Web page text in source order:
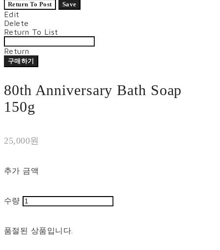
Return To Post Save
Edit
Delete
Return To List
Return
구매하기
80th Anniversary Bath Soap
150g
25,000원
추가 금액
수량
품절된 상품입니다.